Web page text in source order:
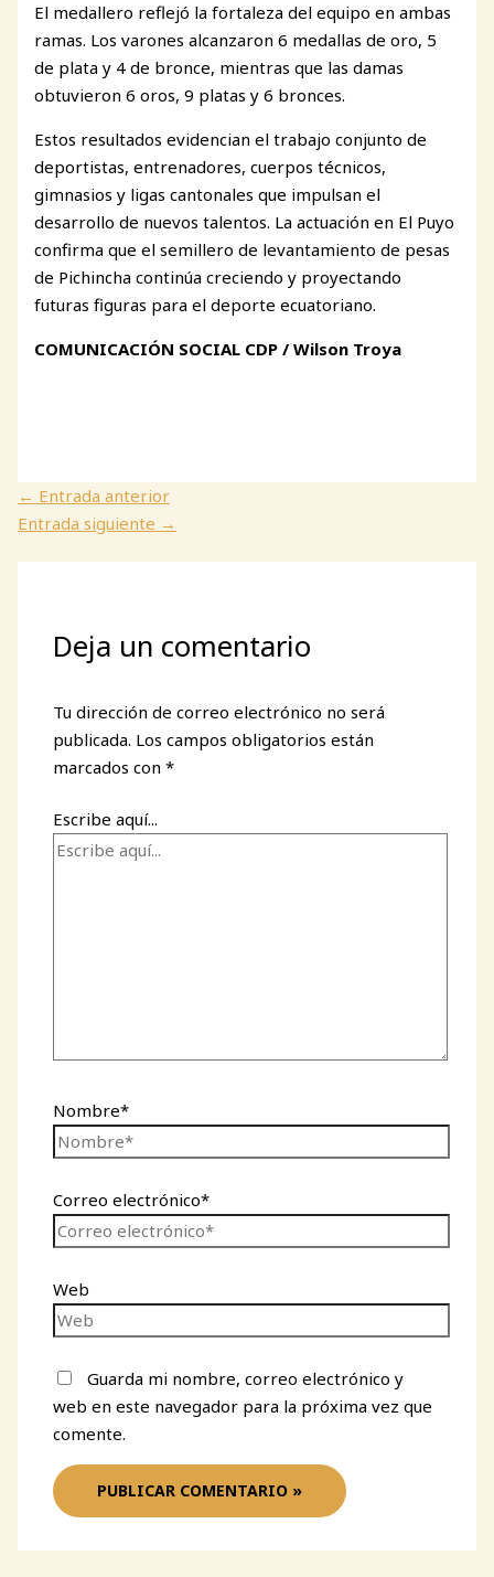
El medallero reflejó la fortaleza del equipo en ambas
ramas. Los varones alcanzaron 6 medallas de oro, 5
de plata y 4 de bronce, mientras que las damas
obtuvieron 6 oros, 9 platas y 6 bronces.
Estos resultados evidencian el trabajo conjunto de
deportistas, entrenadores, cuerpos técnicos,
gimnasios y ligas cantonales que impulsan el
desarrollo de nuevos talentos. La actuación en El Puyo
confirma que el semillero de levantamiento de pesas
de Pichincha continúa creciendo y proyectando
futuras figuras para el deporte ecuatoriano.
COMUNICACIÓN SOCIAL CDP / Wilson Troya
← Entrada anterior
Entrada siguiente →
Deja un comentario
Tu dirección de correo electrónico no será
publicada. Los campos obligatorios están
marcados con*
Escribe aquí...
Nombre*
Correo electrónico*
Web
Guarda mi nombre, correo electrónico y
web en este navegador para la próxima vez que
comente.